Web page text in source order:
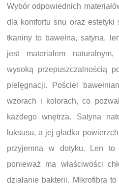
Wybór odpowiednich
dla komfortu snu oraz estetyki
tkaniny to bawełna, satyna,
jest materiałem
wysoką przepuszczalnością
pielęgnacji. Pościel
wzorach i kolorach, co
każdego wnętrza. Satyna
luksusu, a jej gładka
przyjemna w dotyku. Len to
ponieważ ma właściwości
działanie bakterii. Mikrofibra